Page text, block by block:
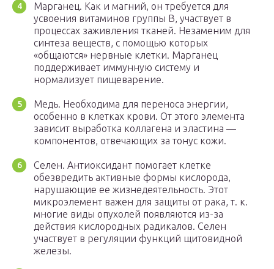
Марганец. Как и магний, он требуется для
усвоения витаминов группы В, участвует в
процессах заживления тканей. Незаменим для
синтеза веществ, с помощью которых
«общаются» нервные клетки. Марганец
поддерживает иммунную систему и
нормализует пищеварение.
Медь. Необходима для переноса энергии,
особенно в клетках крови. От этого элемента
зависит выработка коллагена и эластина —
компонентов, отвечающих за тонус кожи.
Селен. Антиоксидант помогает клетке
обезвредить активные формы кислорода,
нарушающие ее жизнедеятельность. Этот
микроэлемент важен для защиты от рака, т. к.
многие виды опухолей появляются из-за
действия кислородных радикалов. Селен
участвует в регуляции функций щитовидной
железы.